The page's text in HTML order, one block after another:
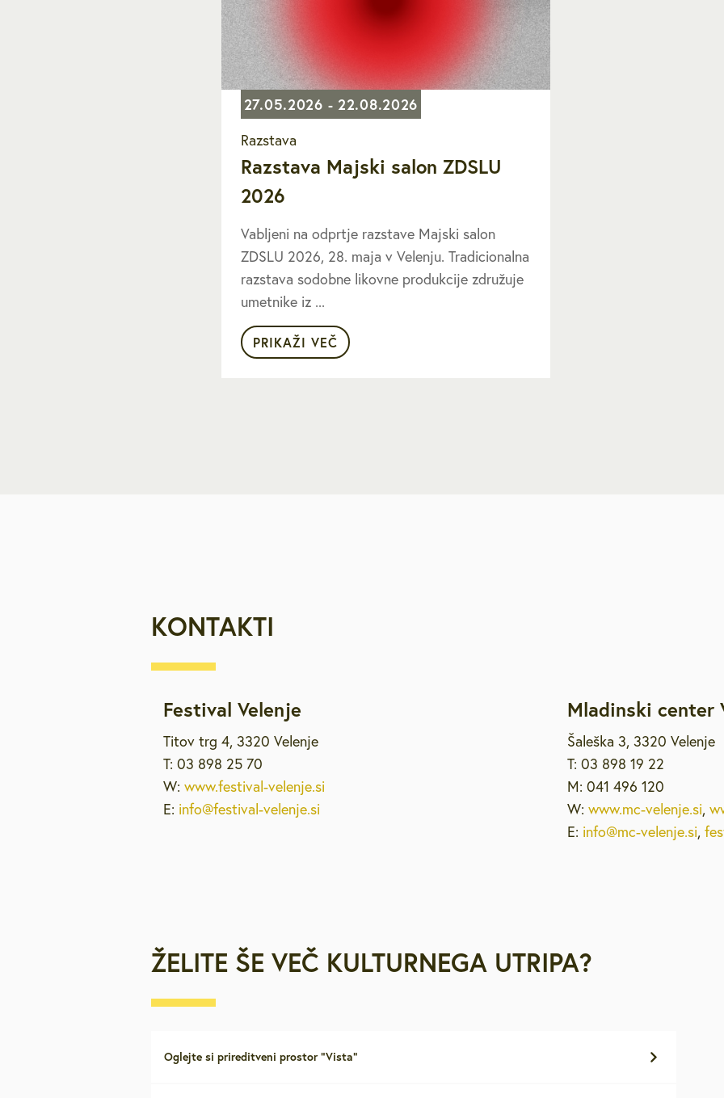
27.05.2026 - 22.08.2026
Razstava
Razstava Majski salon ZDSLU
2026
Vabljeni na odprtje razstave Majski salon
ZDSLU 2026, 28. maja v Velenju. Tradicionalna
razstava sodobne likovne produkcije združuje
umetnike iz ...
PRIKAŽI VEČ
KONTAKTI
Festival Velenje
Titov trg 4, 3320 Velenje
T: 03 898 25 70
W: www.festival-velenje.si
E: info@festival-velenje.si
Mladinski center
Šaleška 3, 3320 Velenje
T: 03 898 19 22
M: 041 496 120
W: www.mc-velenje.si,
E: info@mc-velenje.si,
ŽELITE ŠE VEČ KULTURNEGA UTRIPA?
Oglejte si prireditveni prostor "Vista"